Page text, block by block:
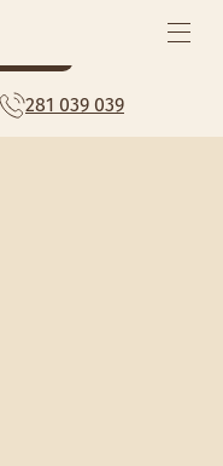
281 039 039